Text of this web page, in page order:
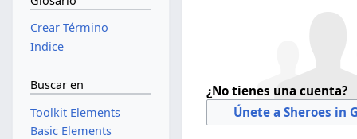
¿No tienes una cuenta?
Únete a Sheroes in
Crear Término
Indice
Buscar en
Toolkit Elements
Basic Elements